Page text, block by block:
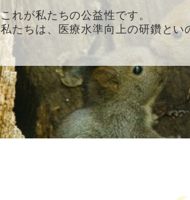
国際紛争における武力行使の即時中
命と健康に対する攻撃を許さない。